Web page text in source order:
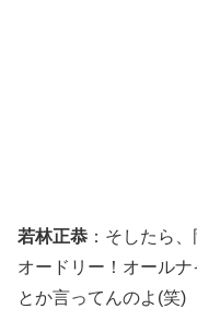
若林正恭 ：そしたら
オードリー！オールナ
とか言ってんのよ(笑)